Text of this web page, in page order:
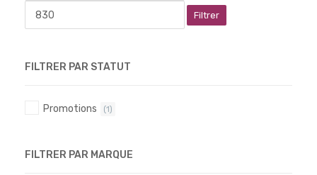
Filtrer
FILTRER PAR STATUT
Promotions (1)
FILTRER PAR MARQUE